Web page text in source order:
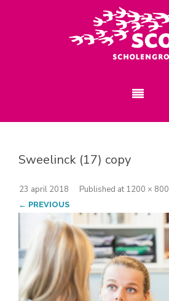
Sweelinck (17) copy
Published
23 april 2018 at 1200 × 800
← PREVIOUS